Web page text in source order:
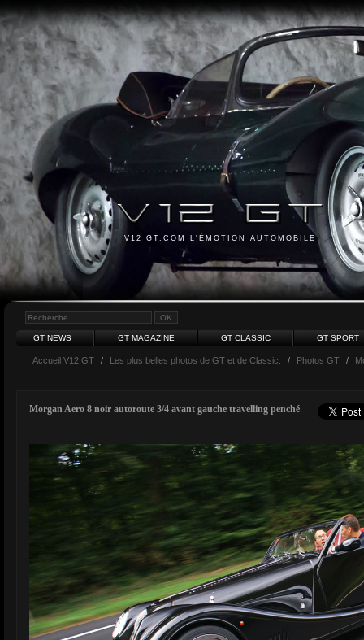
V12 GT.COM L'ÉMOTION AUTOMOBILE
GT NEWS GT MAGAZINE GT CLASSIC GT SPORT
Accueil V12 GT / Les plus belles photos de GT et de Classic. / Photos GT /
Morgan Aero 8 noir autoroute 3/4 avant gauche travelling penché